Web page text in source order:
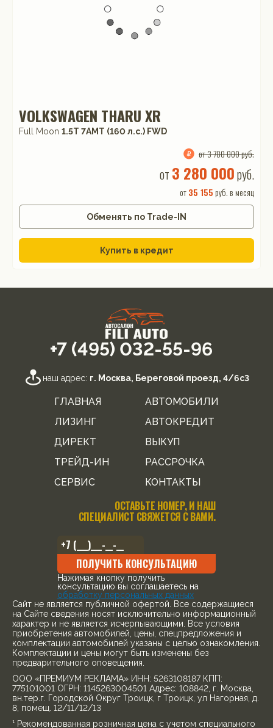
VOLKSWAGEN THARU XR
Full Moon 1.5T 7AMT (160 л.с.) FWD
от 3 780 000 руб.
от 3 280 000руб.
от35 155 руб. в месяц
Обменять по Trade-IN
Купить в кредит
+7 (495) 032-55-96
наш адрес: г. Москва, Береговой проезд, 4/6с3
ГЛАВНАЯ
АВТОМОБИЛИ
ЛИЗИНГ
АВТОКРЕДИТ
ДИРЕКТ
ВЫКУП
ТРЕЙД-ИН
РАССРОЧКА
СЕРВИС
КОНТАКТЫ
ОСТАВЬТЕ НОМЕР, И НАШ
СПЕЦИАЛИСТ СВЯЖЕТСЯ С ВАМИ.
ПОЛУЧИТЬ КОНСУЛЬТАЦИЮ
Нажимая кнопку получить
консультацию вы соглашаетесь на
обработку персональных данных
Cайт не является публичной офертой. Все содержащиеся
на Сайте сведения носят исключительно информационный
характер и не является исчерпывающими. Все условия
приобретения автомобилей, цены, спецпредложения и
комплектации автомобилей указаны с целью ознакомления.
Комплектации и цены могут быть изменены без
предварительного оповещения.
ООО «ПРЕМИУМ РЕКЛАМА» ИНН: 5263108187 КПП:
775101001 ОГРН: 1145263004501 Адрес: 108842, г. Москва,
вн.тер.г. Городской Округ Троицк, г Троицк, ул Нагорная, д.
8, помещ. 12/11/12/13
¹ Рекомендованная розничная цена с учетом специального